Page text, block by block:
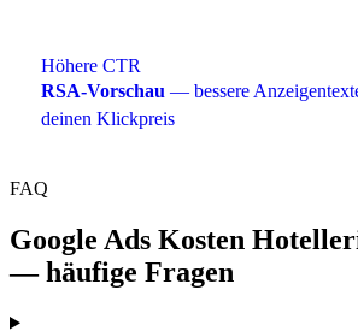
Höhere CTR
RSA-Vorschau — bessere
deinen Klickpreis
FAQ
Google Ads Kosten
— häufige Fragen